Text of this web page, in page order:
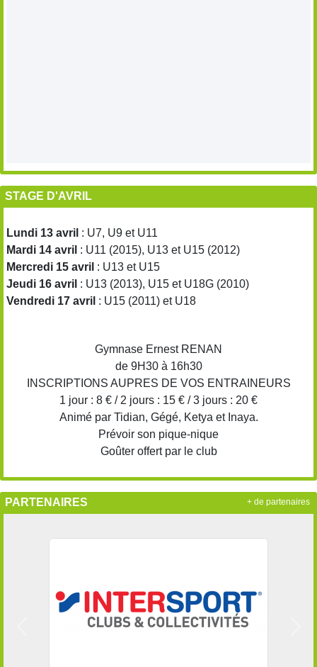
STAGE D'AVRIL
Lundi 13 avril : U7, U9 et U11
Mardi 14 avril : U11 (2015), U13 et U15 (2012)
Mercredi 15 avril : U13 et U15
Jeudi 16 avril : U13 (2013), U15 et U18G (2010)
Vendredi 17 avril : U15 (2011) et U18
Gymnase Ernest RENAN
de 9H30 à 16h30
INSCRIPTIONS AUPRES DE VOS ENTRAINEURS
1 jour : 8 € / 2 jours : 15 € / 3 jours : 20 €
Animé par Tidian, Gégé, Ketya et Inaya.
Prévoir son pique-nique
Goûter offert par le club
PARTENAIRES + de partenaires